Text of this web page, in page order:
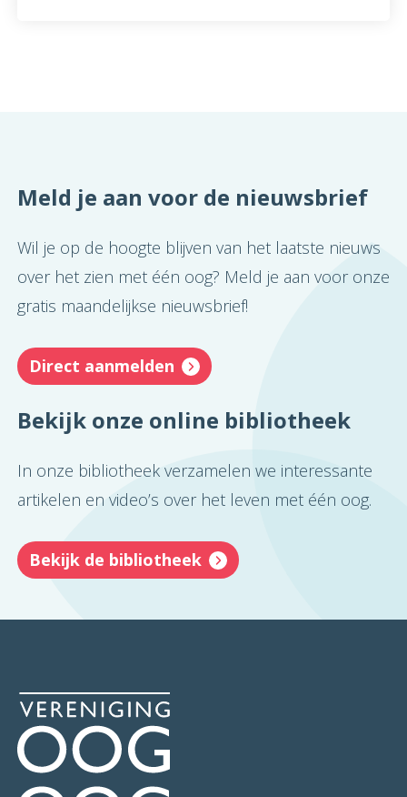
Meld je aan voor de nieuwsbrief
Wil je op de hoogte blijven van het laatste nieuws
over het zien met één oog? Meld je aan voor onze
gratis maandelijkse nieuwsbrief!
Direct aanmelden
Bekijk onze online bibliotheek
In onze bibliotheek verzamelen we interessante
artikelen en video’s over het leven met één oog.
Bekijk de bibliotheek